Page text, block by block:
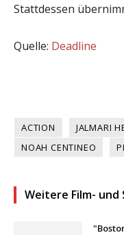
Stattdessen
Quelle: Deadline
ACTION JALMARI
NOAH CENTINEO
Weitere Film- und